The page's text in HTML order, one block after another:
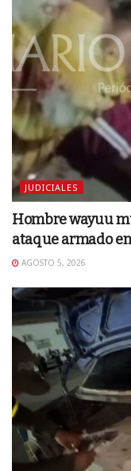
JUDICIALES
Hombre wayuu
ataque armado
AGOSTO 5, 2026